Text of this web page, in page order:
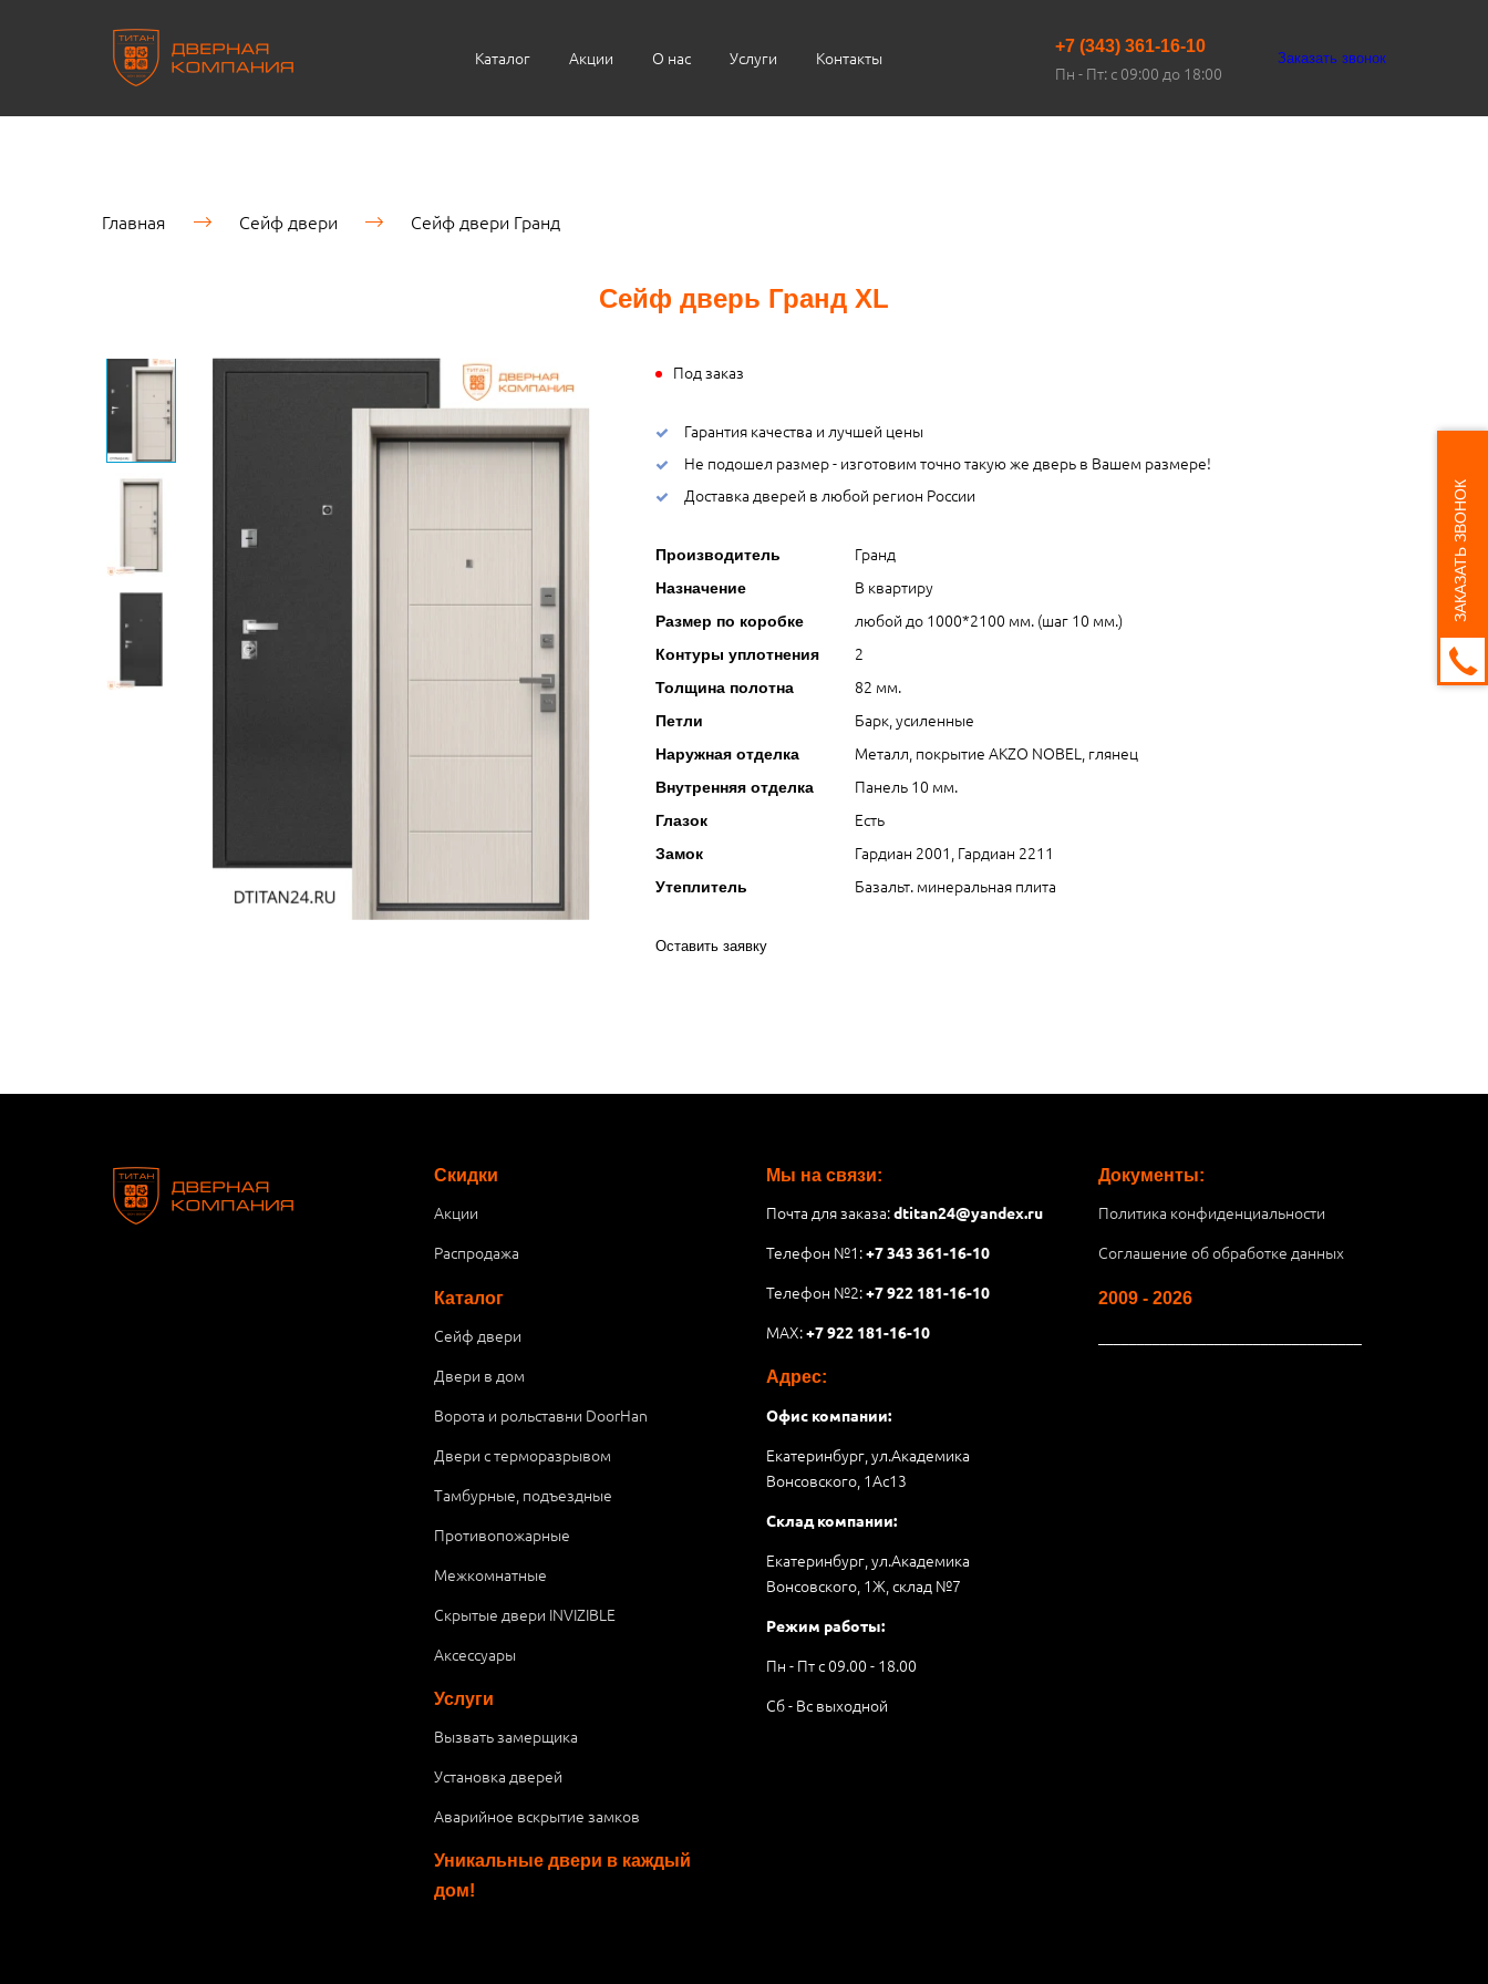
Каталог Акции О нас Услуги Контакты
+7 (343) 361-16-10
Пн - Пт: с 09:00 до 18:00
Заказать звонок
Главная Сейф двери Сейф двери Гранд
Сейф дверь Гранд XL
Под заказ
Гарантия качества и лучшей цены
Не подошел размер - изготовим точно такую же дверь в Вашем размере!
Доставка дверей в любой регион России
Производитель Гранд
Назначение В квартиру
Размер по коробке любой до 1000*2100 мм. (шаг 10 мм.)
Контуры уплотнения 2
Толщина полотна 82 мм.
Петли Барк, усиленные
Наружная отделка Металл, покрытие AKZO NOBEL, глянец
Внутренняя отделка Панель 10 мм.
Глазок Есть
Замок Гардиан 2001, Гардиан 2211
Утеплитель Базальт. минеральная плита
Оставить заявку
Скидки
Акции
Распродажа
Каталог
Сейф двери
Двери в дом
Ворота и рольставни DoorHan
Двери с терморазрывом
Тамбурные, подъездные
Противопожарные
Межкомнатные
Скрытые двери INVIZIBLE
Аксессуары
Услуги
Вызвать замерщика
Установка дверей
Аварийное вскрытие замков
Уникальные двери в каждый
дом!
Мы на связи:
Почта для заказа:dtitan24@yandex.ru
Телефон №1:+7 343 361-16-10
Телефон №2:+7 922 181-16-10
MAX:+7 922 181-16-10
Адрес:
Офис компании:
Екатеринбург, ул.Академика
Вонсовского, 1Аc13
Склад компании:
Екатеринбург, ул.Академика
Вонсовского, 1Ж, склад №7
Режим работы:
Пн - Пт с 09.00 - 18.00
Сб - Вс выходной
Документы:
Политика конфиденциальности
Соглашение об обработке данных
2009 - 2026
ЗАКАЗАТЬ ЗВОНОК